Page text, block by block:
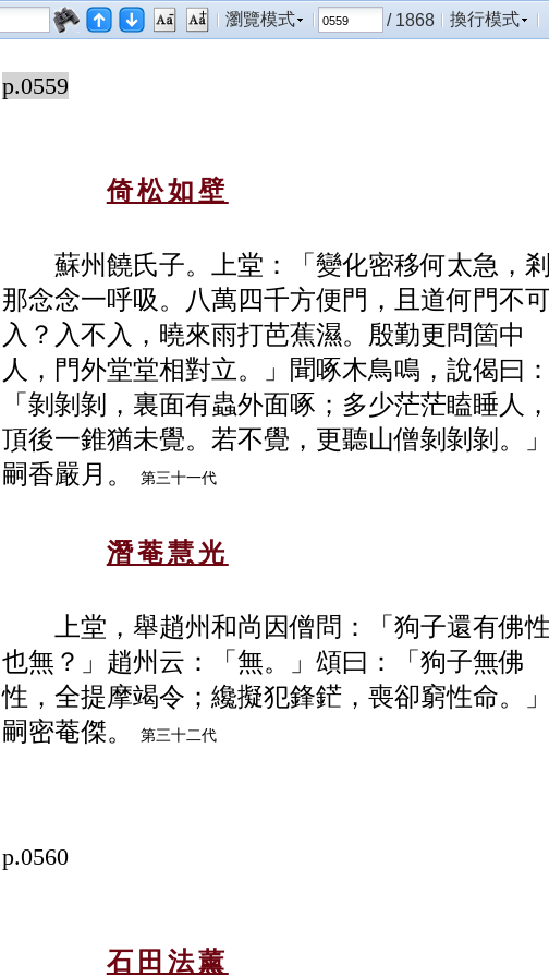
瀏覽模式 / 1868 換行模式
p.0559
倚松如壁
蘇州饒氏子。上堂：「變化密移何太急，
那念念一呼吸。八萬四千方便門，且道何門不
入？入不入，曉來雨打芭蕉濕。殷勤更問箇中
人，門外堂堂相對立。」聞啄木鳥鳴，說偈曰
「剝剝 剝，裏面有蟲外面啄；多少茫茫瞌睡人
頂後一錐猶未覺。若不覺，更聽山僧剝剝剝。
嗣香嚴月。
第三十一代
潛菴慧光
上堂，舉趙州和尚因僧問：「狗子還有佛
也無？」趙州云：「無。」頌曰：「狗子無佛
性，全提摩竭令；纔擬犯鋒鋩，喪卻窮性命。
嗣密菴傑。
第三十二代
p.0560
石田法薰